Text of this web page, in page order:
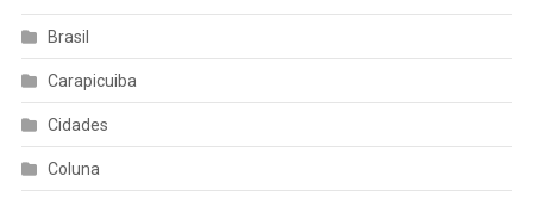
Brasil
Carapicuiba
Cidades
Coluna